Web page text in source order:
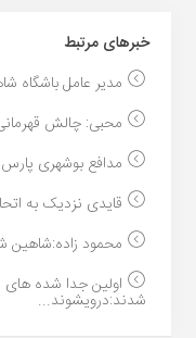
خبر‌های مرتبط
مدیر عامل باشگاه
محبی: چالش
مدافع بوشهری
قایدی نزدیک به
محمود زاده:شاهین
اولین جدا شده
شدند:درویشوند...